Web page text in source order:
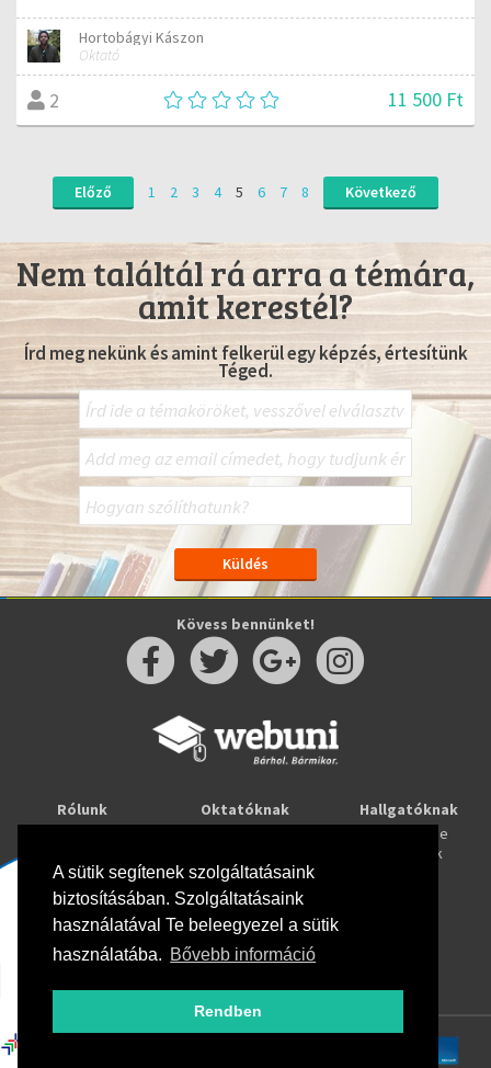
A sütik segítenek szolgáltatásaink
biztosításában. Szolgáltatásaink
használatával Te beleegyezel a sütik
használatába. Bővebb információ
Rendben
Hortobágyi Kászon
Oktató
2 11 500 Ft
Előző 1 2 3 4 5 6 7 8 Következő
Nem találtál rá arra a témára,
amit kerestél?
Írd meg nekünk és amint felkerül egy képzés, értesítünk
Téged.
Kövess bennünket!
Rólunk
Oktatóknak
Webuni Stúdió
Hallgatóknak
Tanulj online
Képzések
Info
Adatkezelési tájékoztató
ÁSZF
GYIK